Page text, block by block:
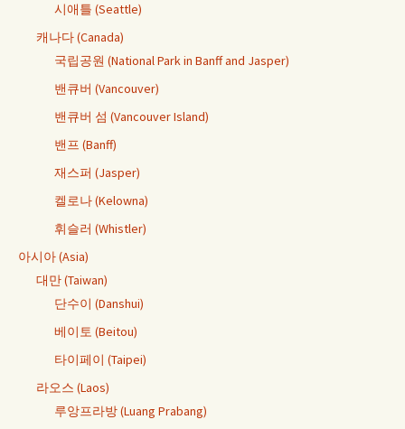
시애틀 (Seattle)
캐나다 (Canada)
국립공원 (National Park in Banff and Jasper)
밴큐버 (Vancouver)
밴큐버 섬 (Vancouver Island)
밴프 (Banff)
재스퍼 (Jasper)
켈로나 (Kelowna)
휘슬러 (Whistler)
아시아 (Asia)
대만 (Taiwan)
단수이 (Danshui)
베이토 (Beitou)
타이페이 (Taipei)
라오스 (Laos)
루앙프라방 (Luang Prabang)